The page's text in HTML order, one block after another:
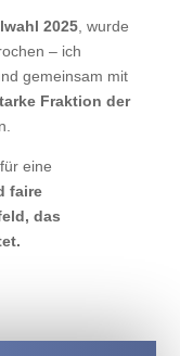
2025, wurde
– ich
gemeinsam mit
Fraktion der
eine
faire
das